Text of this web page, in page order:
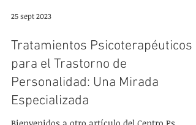
25 sept 2023
Tratamientos Psicoterapéuticos
para el Trastorno de
Personalidad: Una Mirada